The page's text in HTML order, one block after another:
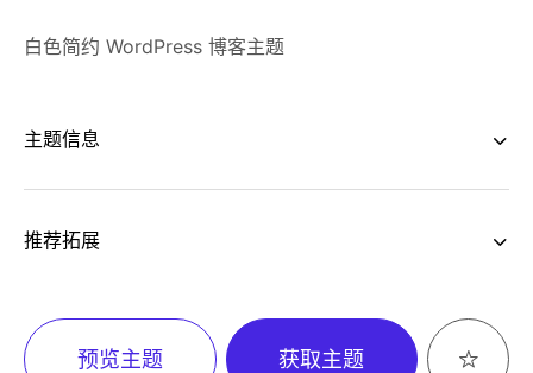
白色简约 WordPress 博客主题
主题信息
推荐拓展
预览主题 获取主题